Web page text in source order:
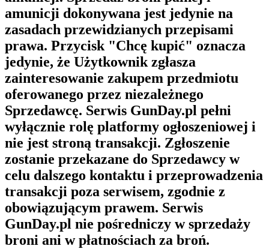
amunicji dokonywana jest jedynie na
zasadach przewidzianych przepisami
prawa. Przycisk "Chcę kupić" oznacza
jedynie, że Użytkownik zgłasza
zainteresowanie zakupem przedmiotu
oferowanego przez niezależnego
Sprzedawcę. Serwis GunDay.pl pełni
wyłącznie rolę platformy ogłoszeniowej i
nie jest stroną transakcji. Zgłoszenie
zostanie przekazane do Sprzedawcy w
celu dalszego kontaktu i przeprowadzenia
transakcji poza serwisem, zgodnie z
obowiązującym prawem. Serwis
GunDay.pl nie pośredniczy w sprzedaży
broni ani w płatnościach za broń.